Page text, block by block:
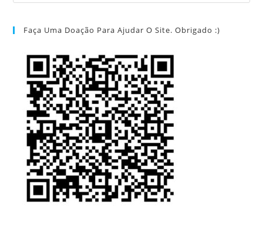
Faça Uma Doação Para Ajudar O Site. Obrigado :)